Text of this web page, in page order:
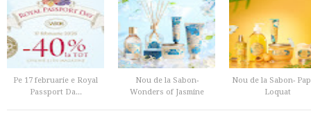
Pe 17 februarie e Royal
Passport Da...
Nou de la Sabon-
Wonders of Jasmine
Nou de la Sabon-
Loquat